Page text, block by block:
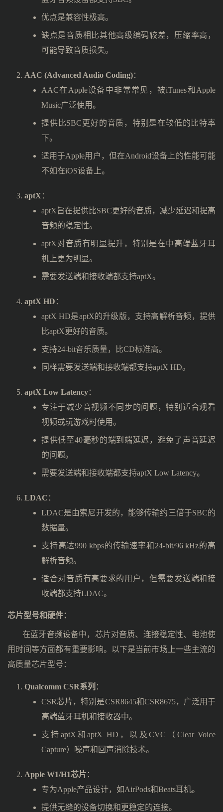
优点是兼容性极高。
缺点是音质相比其他高级编码较差，压缩率高，
可能导致音质损失。
AAC (Advanced Audio Coding)：
AAC在Apple设备中非常常见，被iTunes和Apple
Music广泛使用。
提供比SBC更好的音质，特别是在较低的比特率
下。
适用于Apple用户，但在Android设备上的性能可能
不如在iOS设备上。
aptX ：
aptX旨在提供比SBC更好的音质，减少延迟和提高
音频的稳定性。
aptX对音质有明显提升，特别是在中高端蓝牙耳
机上更为明显。
需要发送端和接收端都支持aptX。
aptX HD ：
aptX HD是aptX的升级版，支持高解析音频，提供
比aptX更好的音质。
支持24-bit音乐质量，比CD标准高。
同样需要发送端和接收端都支持aptX HD。
aptX Low Latency：
专注于减少音视频不同步的问题，特别适合观看
视频或玩游戏时使用。
提供低至40毫秒的端到端延迟，避免了声音延迟
的问题。
需要发送端和接收端都支持aptX Low Latency。
LDAC ：
LDAC是由索尼开发的，能够传输约三倍于SBC的
数据量。
支持高达990 kbps的传输速率和24-bit/96 kHz的高
解析音频。
适合对音质有高要求的用户，但需要发送端和接
收端都支持LDAC。
芯片型号和硬件：
在蓝牙音频设备中，芯片对音质、连接稳定性、电池使
用时间等方面都有重要影响。以下是当前市场上一些主流的
高质量芯片型号：
Qualcomm CSR系列 ：
CSR芯片，特别是CSR8645和CSR8675，广泛用于
高端蓝牙耳机和接收器中。
支持aptX和aptX HD，以及CVC（Clear Voice
Capture）噪声和回声消除技术。
Apple W1/H1芯片 ：
专为Apple产品设计，如AirPods和Beats耳机。
提供无缝的设备切换和更稳定的连接。